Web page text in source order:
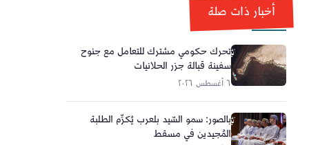
أخبار ذات صلة
تحرك حكومي مشترك للتعامل مع جنوح
سفينة قبالة جزر الحلانيات
٦ أغسطس ٢٠٢٦
بالصور: سمو السّيد بلعرب يُكرِّم الطلبة
المُجيدين في مسقط